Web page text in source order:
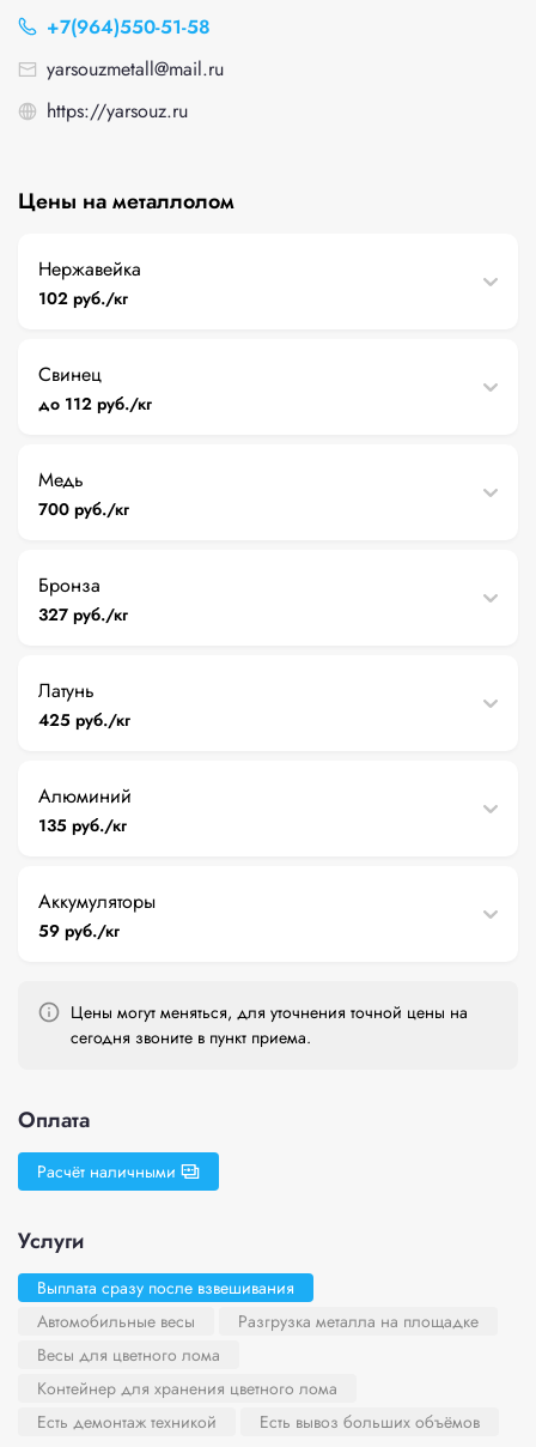
+7(964)550-51-58
yarsouzmetall@mail.ru
https://yarsouz.ru
Цены на металлолом
Нержавейка
102 руб./кг
Свинец
до 112 руб./кг
Медь
700 руб./кг
Бронза
327 руб./кг
Латунь
425 руб./кг
Алюминий
135 руб./кг
Аккумуляторы
59 руб./кг
Цены могут меняться, для уточнения точной цены на
сегодня звоните в пункт приема.
Оплата
Расчёт наличными
Услуги
Выплата сразу после взвешивания
Автомобильные весы
Разгрузка металла на площадке
Весы для цветного лома
Контейнер для хранения цветного лома
Есть демонтаж техникой
Есть вывоз больших объёмов